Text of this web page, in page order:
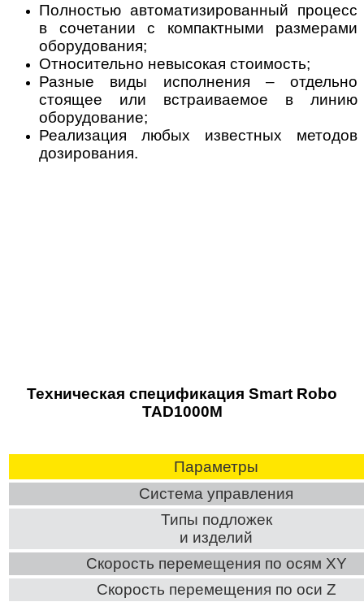
Полностью автоматизированный процесс
в сочетании с компактными размерами
оборудования;
Относительно невысокая стоимость;
Разные виды исполнения – отдельно
стоящее или встраиваемое в линию
оборудование;
Реализация любых известных методов
дозирования.
Техническая спецификация Smart Robo
TAD1000M
Параметры
Система управления
Типы подложек
и изделий
Скорость перемещения по осям XY
Скорость перемещения по оси Z